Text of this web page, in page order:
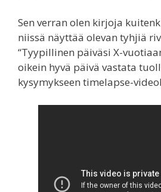
Sen verran olen kirjoja
niissä näyttää olevan tyhjiä
“Tyypillinen päiväsi X-
oikein hyvä päivä vastata
kysymykseen timelapse-